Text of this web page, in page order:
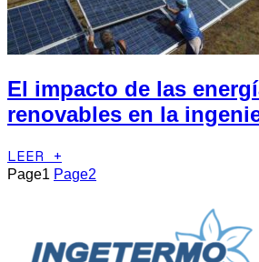
El impacto de las
renovables en la
LEER +
Page1 Page2